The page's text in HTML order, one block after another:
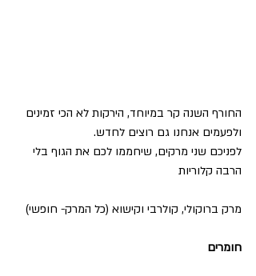
החורף השנה קר במיוחד, הירקות לא הכי זמינים
ולפעמים אנחנו גם רוצים לחדש.
לפניכם שני מרקים, שיחממו לכם את הגוף בלי
הרבה קלוריות
מרק ברוקולי, קולרבי וקישוא (כל המרק- חופשי)
חומרים